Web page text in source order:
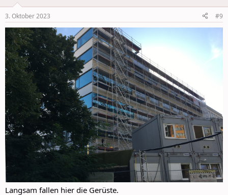
s
:
3. Oktober 2023 #9
Langsam fallen hier die Gerüste.